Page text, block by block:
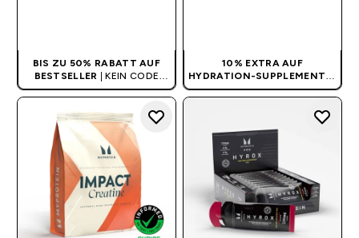
BIS ZU 50% RABATT AUF
BESTSELLER | KEIN CODE
BENÖTIGT
10% EXTRA AUF
HYDRATION-SUPPLEMENTE
KEIN CODE BENÖTIGT